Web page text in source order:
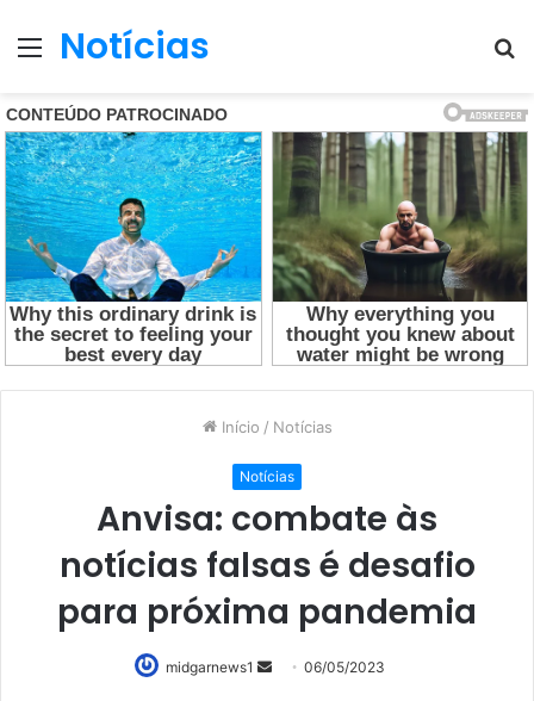
Menu
Notícias
Início / Notícias
Notícias
Anvisa: combate às
notícias falsas é desafio
para próxima pandemia
midgarnews1
Mande06/05/2023